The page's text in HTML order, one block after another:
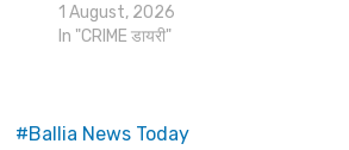
1 August, 2026
In "CRIME डायरी"
Ballia News Today